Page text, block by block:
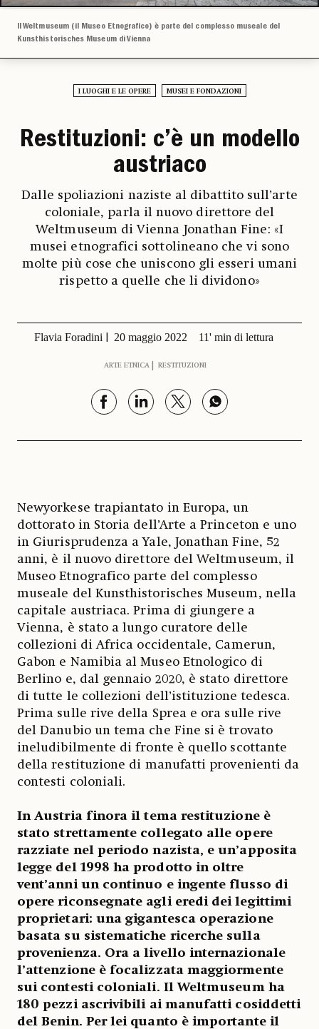
Il Weltmuseum (il Museo Etnografico) è parte del complesso museale del
Kunsthistorisches Museum di Vienna
I LUOGHI E LE OPERE MUSEI E FONDAZIONI
Restituzioni: c’è un modello
austriaco
Dalle spoliazioni naziste al dibattito sull’arte
coloniale, parla il nuovo direttore del
Weltmuseum di Vienna Jonathan Fine: «I
musei etnografici sottolineano che vi sono
molte più cose che uniscono gli esseri umani
rispetto a quelle che li dividono»
Flavia Foradini 20 maggio 2022 11' min di lettura
ARTE ETNICA RESTITUZIONI
Newyorkese trapiantato in Europa, un
dottorato in Storia dell’Arte a Princeton e uno
in Giurisprudenza a Yale, Jonathan Fine, 52
anni, è il nuovo direttore del Weltmuseum, il
Museo Etnografico parte del complesso
museale del Kunsthistorisches Museum, nella
capitale austriaca. Prima di giungere a
Vienna, è stato a lungo curatore delle
collezioni di Africa occidentale, Camerun,
Gabon e Namibia al Museo Etnologico di
Berlino e, dal gennaio 2020, è stato direttore
di tutte le collezioni dell’istituzione tedesca.
Prima sulle rive della Sprea e ora sulle rive
del Danubio un tema che Fine si è trovato
ineludibilmente di fronte è quello scottante
della restituzione di manufatti provenienti da
contesti coloniali.
In Austria finora il tema restituzione è
stato strettamente collegato alle opere
razziate nel periodo nazista, e un’apposita
legge del 1998 ha prodotto in oltre
vent’anni un continuo e ingente flusso di
opere riconsegnate agli eredi dei legittimi
proprietari: una gigantesca operazione
basata su sistematiche ricerche sulla
provenienza. Ora a livello internazionale
l’attenzione è focalizzata maggiormente
sui contesti coloniali. Il Weltmuseum ha
180 pezzi ascrivibili ai manufatti cosiddetti
del Benin. Per lei quanto è importante il